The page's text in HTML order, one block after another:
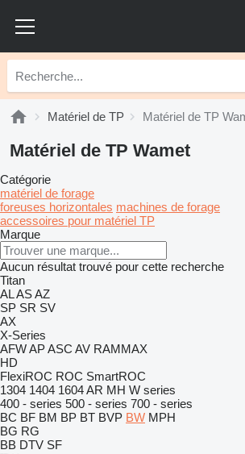
Matériel de TP Matériel de TP
Matériel de TP Wamet
Catégorie
matériel de forage
foreuses horizontales machines de forage
accessoires pour matériel TP
Marque
Aucun résultat trouvé pour cette recherche
Titan
ALASAZ
SP SR SV
AX
X-Series
AFWAPASC AV RAMMAX
HD
FlexiROC ROC SmartROC
1304 1404 1604AR MH W series
400 - series 500 - series 700 - series
BC BF BM BP BT BVP BW MPH
BG RG
BB DTV SF